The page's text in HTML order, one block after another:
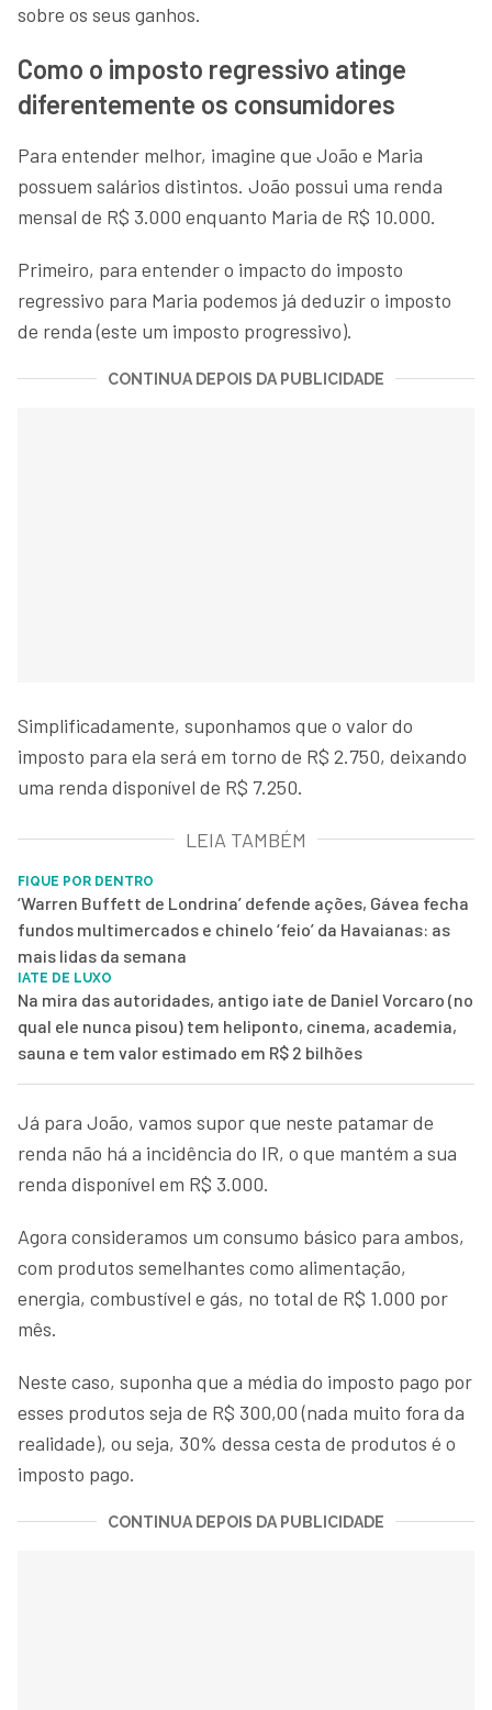
sobre os seus ganhos.
Como o imposto regressivo atinge
diferentemente os consumidores
Para entender melhor, imagine que João e Maria
possuem salários distintos. João possui uma renda
mensal de R$ 3.000 enquanto Maria de R$ 10.000.
Primeiro, para entender o impacto do imposto
regressivo para Maria podemos já deduzir o imposto
de renda (este um imposto progressivo).
CONTINUA DEPOIS DA PUBLICIDADE
Simplificadamente, suponhamos que o valor do
imposto para ela será em torno de R$ 2.750, deixando
uma renda disponível de R$ 7.250.
LEIA TAMBÉM
FIQUE POR DENTRO
‘Warren Buffett de Londrina’ defende ações, Gávea fecha
fundos multimercados e chinelo ‘feio’ da Havaianas: as
mais lidas da semana
IATE DE LUXO
Na mira das autoridades, antigo iate de Daniel Vorcaro (no
qual ele nunca pisou) tem heliponto, cinema, academia,
sauna e tem valor estimado em R$ 2 bilhões
Já para João, vamos supor que neste patamar de
renda não há a incidência do IR, o que mantém a sua
renda disponível em R$ 3.000.
Agora consideramos um consumo básico para ambos,
com produtos semelhantes como alimentação,
energia, combustível e gás, no total de R$ 1.000 por
mês.
Neste caso, suponha que a média do imposto pago por
esses produtos seja de R$ 300,00 (nada muito fora da
realidade), ou seja, 30% dessa cesta de produtos é o
imposto pago.
CONTINUA DEPOIS DA PUBLICIDADE